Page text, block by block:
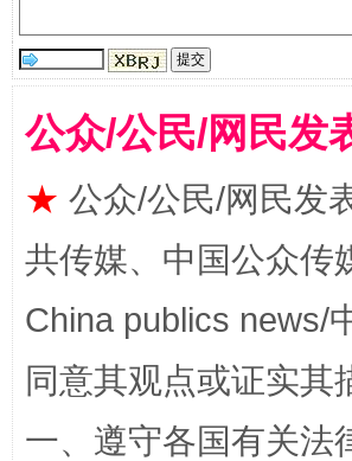
全民健身五年计划来了！等你上场
公众/公民/网民发
★ 公众/公民/网民发
共传媒、中国公众传
China publics news/
同意其观点或证实其
一、遵守各国有关法